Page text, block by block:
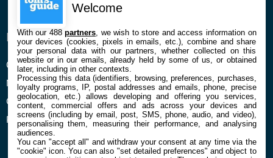
ENTREPRISE
Qui sommes nous
Mentions légales et CGU
Confidentialité et Cookies
Préférences cookies
À PROPOS
La rédaction
Contact
Welcome
With our 488partners , we wish to store and access information on
your devices (cookies, pixels in emails, etc.), combine and share
your personal data with our partners, whether collected on this
website or in our emails, already held by some of us, or obtained
later, including in other contexts.
Processing this data (identifiers, browsing, preferences, purchases,
loyalty programs, IP, postal addresses and emails, phone, precise
geolocation, etc.) allows developing and offering you services,
content, commercial offers and ads across your devices and
screens (including by email, post, SMS, phone, audio, and video),
personalising them, measuring their performance, and analysing
audiences.
You can "accept all" and withdraw your consent at any time via the
"cookie" icon. You can also "set detailed preferences" and object to